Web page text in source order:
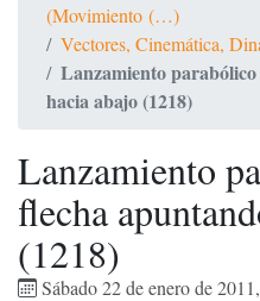
(Movimiento (…)
Vectores, Cinemática,
Lanzamiento
hacia abajo (1218)
Lanzamiento
flecha
(1218)
Sábado 22 de enero de 2011,